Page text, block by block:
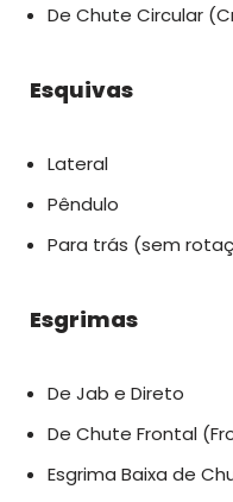
De Chute Circular
Esquivas
Lateral
Pêndulo
Para trás (sem
Esgrimas
De Jab e Direto
De Chute Frontal
Esgrima Baixa de